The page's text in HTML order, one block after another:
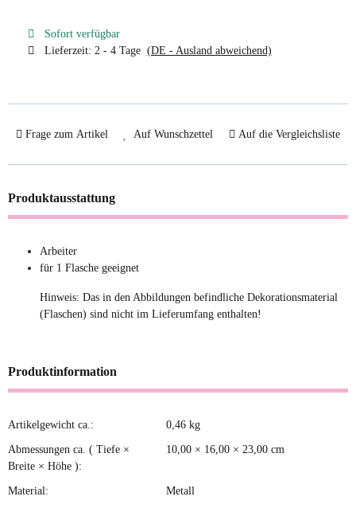
Sofort verfügbar
Lieferzeit: 2 - 4 Tage (DE - Ausland abweichend)
Frage zum Artikel Auf Wunschzettel Auf die Vergleichsliste
Produktausstattung
Arbeiter
für 1 Flasche geeignet
Hinweis: Das in den Abbildungen befindliche Dekorationsmaterial
(Flaschen) sind nicht im Lieferumfang enthalten!
Produktinformation
Produkteigenschaft
Wert
Artikelgewicht ca.: 0,46 kg
Abmessungen ca. ( Tiefe ×
Breite × Höhe ):
10,00 × 16,00 × 23,00 cm
Material: Metall